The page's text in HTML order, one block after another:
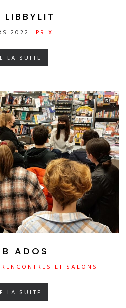
LIBBYLIT
2022 PRIX
LA SUITE
ADOS
RENCONTRES ET SALONS
LA SUITE